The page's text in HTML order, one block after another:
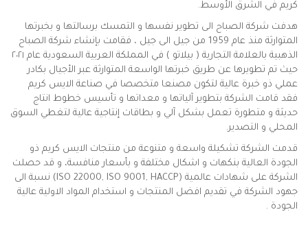
كريم في الشرق الأوسط.
هدفت شركة الصباح الى تطوير نفسها و التمسك برسالتها و بخبرتها
المتوارثة منذ عام 1959 من جيل الى جيل ، فقامت بإنشاء شركة الصباح
الذهبية بالعلامة التجارية ( بيلاتو ) في المملكة العربية السعودية عام ٢٠٢١
حيث تم تطويرها عن طريق خبرتها الواسعة المتوارثة عبر الأجيال بكادر
عملي ذو خبرة عالية لتكون مصنعا متخصصا في صناعة الايس كريم
فقد قامت الشركة بتطوير آلياتها و معداتها و تأسيس خطوط انتاج
حديثة و متطورة تعمل بشكل آلي و بطاقات إنتاجية عالية لتغطي السوق
المحلي و التصدير.
قدمت الشركة تشكيلة واسعة و متنوعة من منتجات الايس كريم ذو
الجودة العالية بنكهات و اشكال مختلفة و بأسعار منافسة، و قد حصلت
الشركة على شهادات عالمية (ISO 22000, ISO 9001, HACCP) نسبة الى
جهود الشركة في تقديم افضل المنتجات و استخدام المواد الاولية عالية
الجودة .